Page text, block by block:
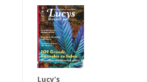
Lucy's